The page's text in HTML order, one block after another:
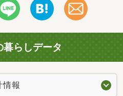
暮らしデータ
報